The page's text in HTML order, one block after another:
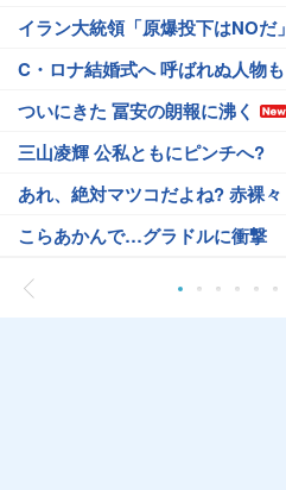
イラン大統領「原爆投下はNOだ」
C・ロナ結婚式へ 呼ばれぬ人物も
ついにきた 冨安の朗報に沸く
三山凌輝 公私ともにピンチへ?
あれ、絶対マツコだよね? 赤裸々
こらあかんで…グラドルに衝撃